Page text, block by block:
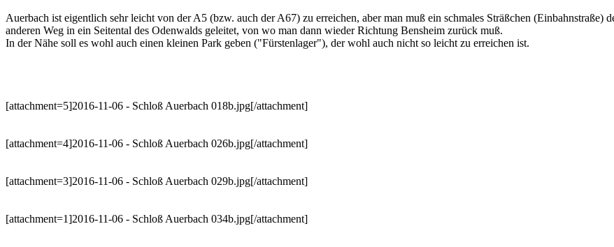
Auerbach ist eigentlich sehr leicht von der A5 (bzw. auch der A67) zu erreichen, aber man muß ein schmales Sträßchen
anderen Weg in ein Seitental des Odenwalds geleitet, von wo man dann wieder Richtung Bensheim zurück muß.
In der Nähe soll es wohl auch einen kleinen Park geben ("Fürstenlager"), der wohl auch nicht so leicht zu erreichen ist.
[attachment=5]2016-11-06 - Schloß Auerbach 018b.jpg[/attachment]
[attachment=4]2016-11-06 - Schloß Auerbach 026b.jpg[/attachment]
[attachment=3]2016-11-06 - Schloß Auerbach 029b.jpg[/attachment]
[attachment=1]2016-11-06 - Schloß Auerbach 034b.jpg[/attachment]